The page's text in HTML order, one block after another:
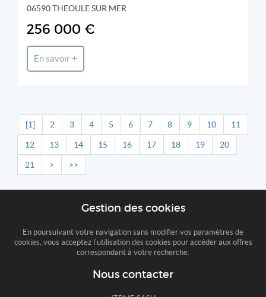
06590 THEOULE SUR MER
256 000 €
En savoir +
[1] 2 3 4 5 6 7 8 9 10 11
12 13 14 15 16 17 18 19 20
21 > >>
Gestion des cookies
En poursuivant votre navigation sans modifier vos paramètres de
cookies, vous acceptez l'utilisation des cookies pour accéder aux offres
correspondant à votre recherche.
Nous contacter